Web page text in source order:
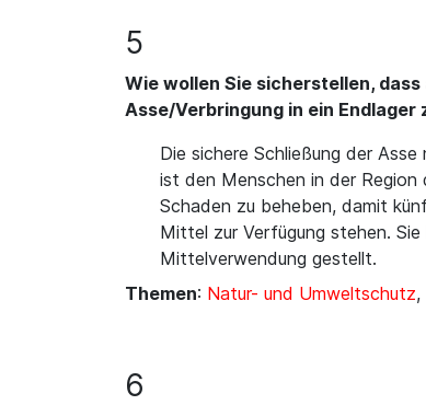
5
Wie wollen Sie sicherstellen,
Asse/Verbringung in ein
Die sichere Schließung der
ist den Menschen in der
Schaden zu beheben, damit
Mittel zur Verfügung stehen.
Mittelverwendung gestellt.
Themen: Natur- und Umweltschutz,
6